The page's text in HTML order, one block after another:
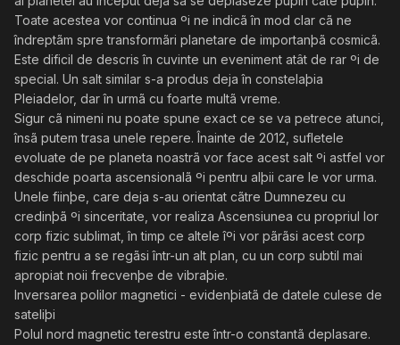
Toate acestea vor continua ºi ne indicã în mod clar cã ne
îndreptãm spre transformãri planetare de importanþã cosmicã.
Este dificil de descris în cuvinte un eveniment atât de rar ºi de
special. Un salt similar s-a produs deja în constelaþia
Pleiadelor, dar în urmã cu foarte multã vreme.
Sigur cã nimeni nu poate spune exact ce se va petrece atunci,
însã putem trasa unele repere. Înainte de 2012, sufletele
evoluate de pe planeta noastrã vor face acest salt ºi astfel vor
deschide poarta ascensionalã ºi pentru alþii care le vor urma.
Unele fiinþe, care deja s-au orientat cãtre Dumnezeu cu
credinþã ºi sinceritate, vor realiza Ascensiunea cu propriul lor
corp fizic sublimat, în timp ce altele îºi vor pãrãsi acest corp
fizic pentru a se regãsi într-un alt plan, cu un corp subtil mai
apropiat noii frecvenþe de vibraþie.
Inversarea polilor magnetici - evidenþiatã de datele culese de
sateliþi
Polul nord magnetic terestru este într-o constantã deplasare.